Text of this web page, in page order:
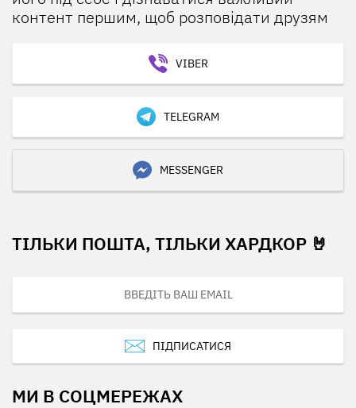
контент першим, щоб розповідати друзям
VIBER
TELEGRAM
MESSENGER
ТІЛЬКИ ПОШТА, ТІЛЬКИ ХАРДКОР 🤘
ПІДПИСАТИСЯ
МИ В СОЦМЕРЕЖАХ